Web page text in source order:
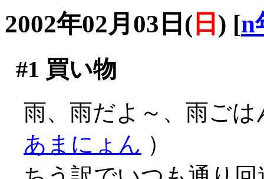
2002年02月03日( 日 ) [n
#1 買い物
雨、雨だよ～、雨ご
あまにょん ）